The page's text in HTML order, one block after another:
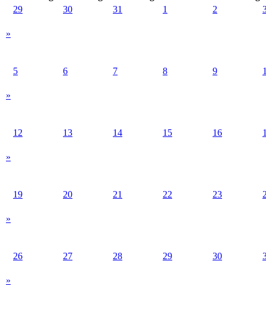
»
29 30 31 1 2
»
5 6 7 8 9
»
12 13 14 15 16
»
19 20 21 22 23
»
26 27 28 29 30